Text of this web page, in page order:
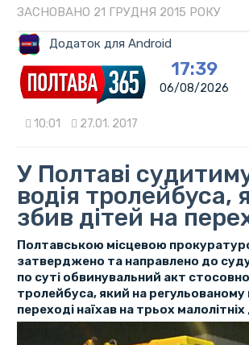
ЗАСНОВАНО 21 ГРУДНЯ 2015 РОКУ
Додаток для Android
17:39
06/08/2026
10:01 27.01. 2017
У Полтаві
водія тролейбуса,
збив дітей на
Полтавською місцевою
затверджено та направлено до
по суті обвинувальний акт
тролейбуса, який на регульованому
переході наїхав на трьох малолітніх